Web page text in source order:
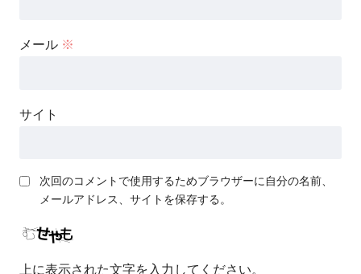
メール ※
サイト
次回のコメントで使用するためブラウザーに自分の名前、
メールアドレス、サイトを保存する。
上に表示された文字を入力してください。